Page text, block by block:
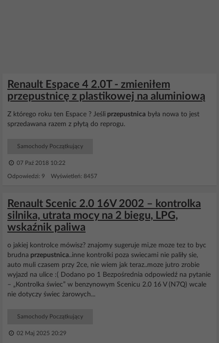
Renault Espace 4 2.0T - zmieniłem
przepustnicę z plastikowej na aluminiową
Z którego roku ten Espace ? Jeśli przepustnica była nowa to jest
sprzedawana razem z płytą do reprogu.
Samochody Początkujący
07 Paź 2018 10:22
Odpowiedzi: 9 Wyświetleń: 8457
Renault Scenic 2.0 16V 2002 – kontrolka
silnika, utrata mocy na 2 biegu, LPG,
wskaźnik paliwa
o jakiej kontrolce mówisz? znajomy sugeruje mi,ze moze tez to byc
brudna przepustnica..inne kontrolki poza swiecami nie paliły sie,
auto muli czasem przy 2ce, nie wiem jak teraz..moze jutro zrobie
wyjazd na ulice :( Dodano po 1 Bezpośrednia odpowiedź na pytanie
– „Kontrolka świec” w benzynowym Scenicu 2.0 16 V (N7Q) wcale
nie dotyczy świec żarowych...
Samochody Początkujący
02 Maj 2025 20:29